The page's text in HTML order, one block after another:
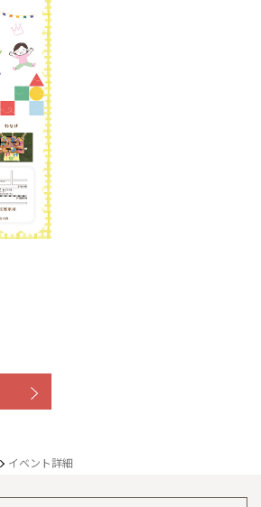
イベント詳細